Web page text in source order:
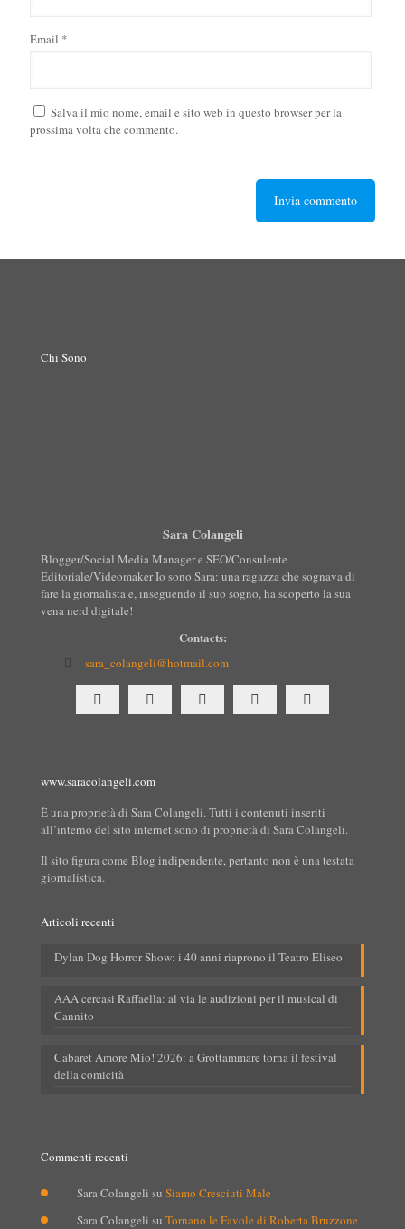
Email *
Salva il mio nome, email e sito web in questo browser per la
prossima volta che commento.
Chi Sono
Sara Colangeli
Blogger/Social Media Manager e SEO/Consulente
Editoriale/Videomaker Io sono Sara: una ragazza che sognava di
fare la giornalista e, inseguendo il suo sogno, ha scoperto la sua
vena nerd digitale!
Contacts:
sara_colangeli@hotmail.com
www.saracolangeli.com
È una proprietà di Sara Colangeli. Tutti i contenuti inseriti
all’interno del sito internet sono di proprietà di Sara Colangeli.
Il sito figura come Blog indipendente, pertanto non è una testata
giornalistica.
Articoli recenti
Dylan Dog Horror Show: i 40 anni riaprono il Teatro Eliseo
AAA cercasi Raffaella: al via le audizioni per il musical di
Cannito
Cabaret Amore Mio! 2026: a Grottammare torna il festival
della comicità
Commenti recenti
Sara Colangeli su Siamo Cresciuti Male
Sara Colangeli su Tornano le Favole di Roberta Bruzzone